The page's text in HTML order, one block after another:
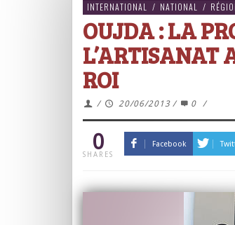
INTERNATIONAL / NATIONAL /
OUJDA : LA
L’ARTISANAT
ROI
/ 20/06/2013 / 0 /
0
SHARES
Facebook